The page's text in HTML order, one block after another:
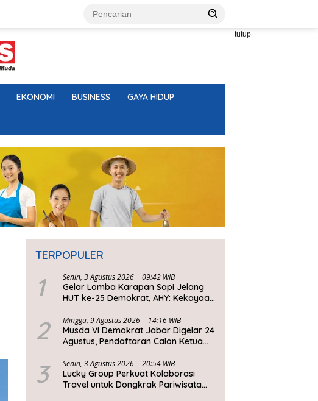
tutup
EKONOMI BUSINESS GAYA HIDUP
TERPOPULER
1 Senin, 3 Agustus 2026 | 09:42 WIB
Gelar Lomba Karapan Sapi Jelang
HUT ke-25 Demokrat, AHY: Kekayaan
Diwariskan
2 Minggu, 9 Agustus 2026 | 14:16 WIB
Musda VI Demokrat Jabar Digelar 24
Agustus, Pendaftaran Calon Ketua
3 Senin, 3 Agustus 2026 | 20:54 WIB
Lucky Group Perkuat Kolaborasi
Travel untuk Dongkrak Pariwisata